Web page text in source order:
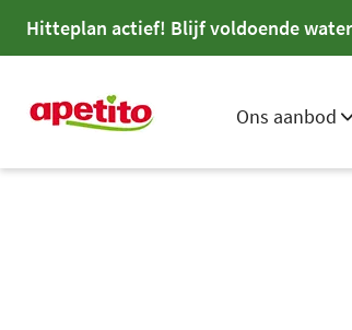
Hitteplan actief! Blijf voldoende
Ons aanbod